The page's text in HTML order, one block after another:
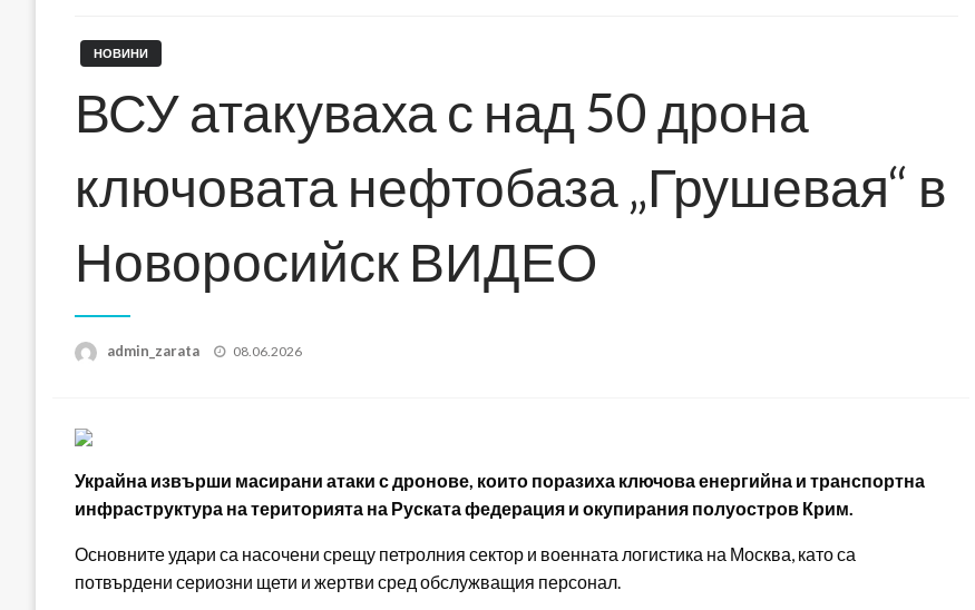
НОВИНИ
ВСУ атакуваха с над 50 дрона
ключовата нефтобаза „Грушевая“ в
Новоросийск ВИДЕО
admin_zarata
Posted
08.06.2026
Украйна извърши масирани атаки с дронове, които поразиха ключова енергийна и транспортна
инфраструктура на територията на Руската федерация и окупирания полуостров Крим.
Основните удари са насочени срещу петролния сектор и военната логистика на Москва, като са
потвърдени сериозни щети и жертви сред обслужващия персонал.